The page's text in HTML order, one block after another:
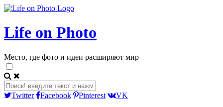
Life on Photo
Место, где фото и идеи расширяют мир
Twitter Facebook Pinterest
VK